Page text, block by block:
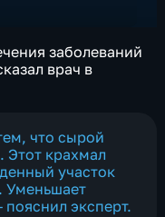
заболеваний
врач в
что сырой
Этот крахмал
участок
Уменьшает
эксперт.